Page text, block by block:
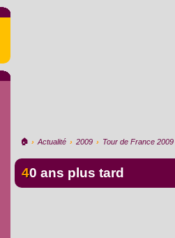
🏠︎ › Actualité › 2009 › Tour de France 2009
40 ans plus tard